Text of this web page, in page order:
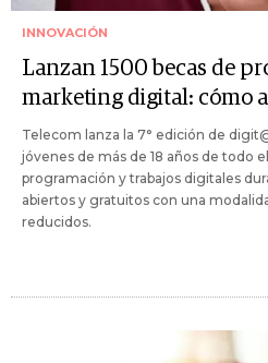
INNOVACIÓN
Lanzan 1500 becas de
marketing digital: cómo
Telecom lanza la 7° edición de
jóvenes de más de 18 años de todo
programación y trabajos digitales
abiertos y gratuitos con una
reducidos.